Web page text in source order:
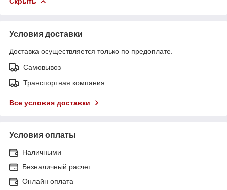
Условия доставки
Доставка осуществляется только по предоплате.
Самовывоз
Транспортная компания
Все условия доставки
Условия оплаты
Наличными
Безналичный расчет
Онлайн оплата